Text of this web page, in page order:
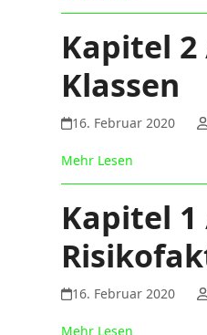
Kapitel
Klassen
16. Februar 2020
Mehr Lesen
Kapitel 1
16. Februar 2020
Mehr Lesen